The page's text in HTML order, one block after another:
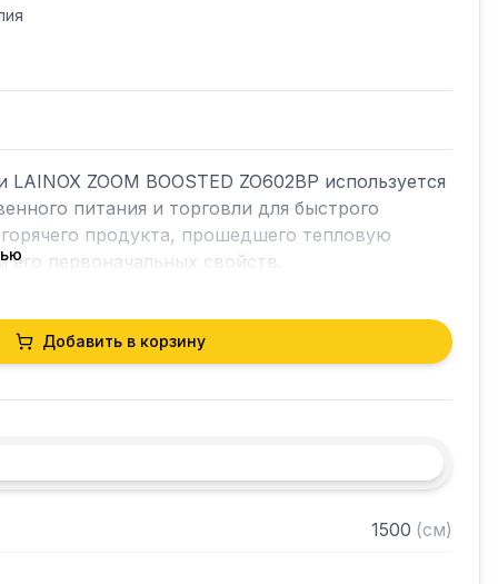
ZOOM BOOSTED ZO602BP используется
питания и торговли для быстрого
продукта, прошедшего тепловую
его первоначальных свойств.
2/1 - EN2: 3 шт
Добавить в корзину
1500 (см)